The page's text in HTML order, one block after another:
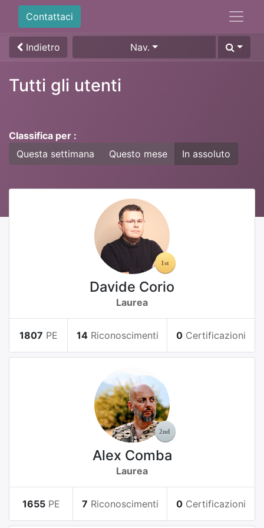
Contattaci
Indietro Nav.
Tutti gli utenti
Classifica per :
Questa settimana
Questo mese In assoluto
Davide Corio
Laurea
1807 PE 14 Riconoscimenti 0 Certificazioni
Alex Comba
Laurea
1655 PE 7 Riconoscimenti 0 Certificazioni